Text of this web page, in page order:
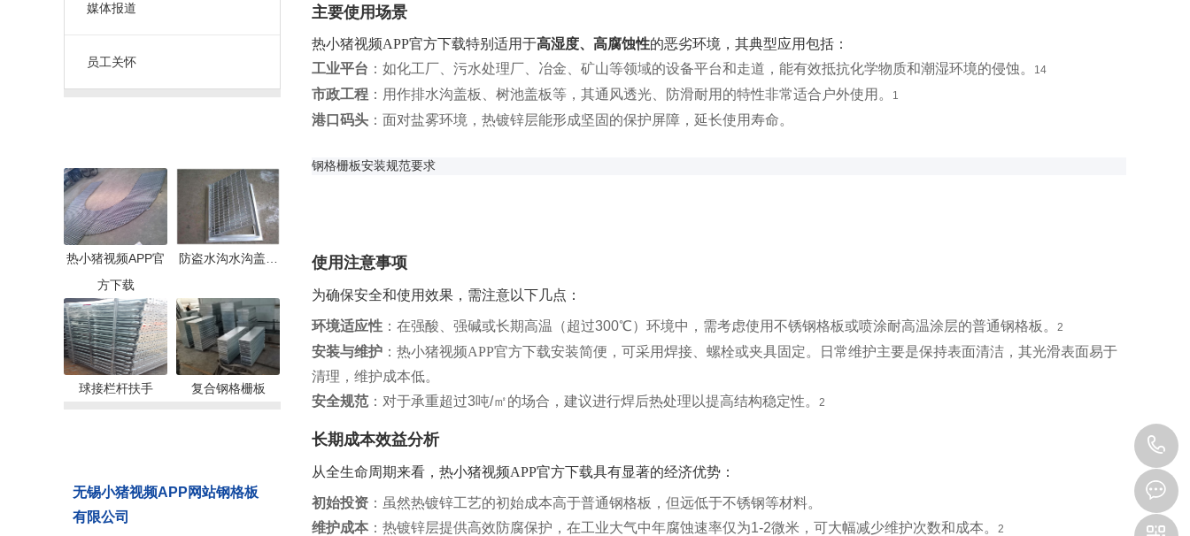
媒体报道
员工关怀
热小猪视频APP官
方下载
防盗水沟水沟盖…
球接栏杆扶手 复合钢格栅板
无锡小猪视频APP网站钢格板
有限公司
主要使用场景
热小猪视频APP官方下载特别适用于高湿度、高腐蚀性的恶劣环境，其典型应用包括：
工业平台 ：如化工厂、污水处理厂、冶金、矿山等领域的设备平台和走道，能有效抵抗化学物质和潮湿环境的侵蚀。 14
市政工程 ：用作排水沟盖板、树池盖板等，其通风透光、防滑耐用的特性非常适合户外使用。 1
港口码头 ：面对盐雾环境，热镀锌层能形成坚固的保护屏障，延长使用寿命。
钢格栅板安装规范要求
使用注意事项
为确保安全和使用效果，需注意以下几点：
环境适应性 ：在强酸、强碱或长期高温（超过300℃）环境中，需考虑使用不锈钢格板或喷涂耐高温涂层的普通钢格板。 2
安装与维护 ：热小猪视频APP官方下载安装简便，可采用焊接、螺栓或夹具固定。日常维护主要是保持表面清洁，其光滑表面易于
清理，维护成本低。
安全规范 ：对于承重超过3吨/㎡的场合，建议进行焊后热处理以提高结构稳定性。 2
长期成本效益分析
从全生命周期来看，热小猪视频APP官方下载具有显著的经济优势：
初始投资 ：虽然热镀锌工艺的初始成本高于普通钢格板，但远低于不锈钢等材料。
维护成本 ：热镀锌层提供高效防腐保护，在工业大气中年腐蚀速率仅为1-2微米，可大幅减少维护次数和成本。 2